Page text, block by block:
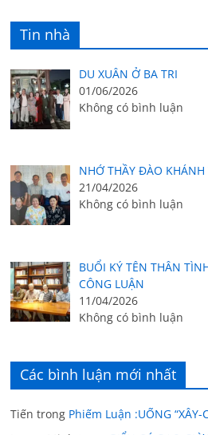
Tin nhà
DU XUÂN Ở BA TRI
01/06/2026
Không có bình luận
NHỚ THẦY ĐÀO KHÁNH
21/04/2026
Không có bình luận
BUỔI KÝ TÊN THÂN
CÔNG LUẬN
11/04/2026
Không có bình luận
Các bình luận mới nhất
Tiến trong Phiếm Luận :UỐNG “XÂY-